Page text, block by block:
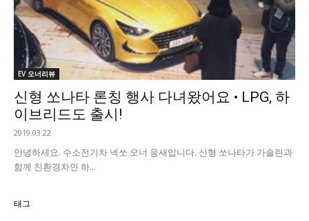
EV 오너리뷰
신형 쏘나타 론칭 행사 다녀왔어요 • LPG, 하
이브리드도 출시!
2019.03.22
안녕하세요. 수소전기차 넥쏘 오너 응새입니다. 신형 쏘나타가 가솔린과
함께 친환경차인 하...
태그